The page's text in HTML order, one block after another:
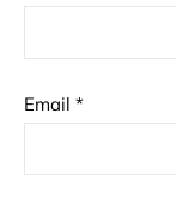
Email *